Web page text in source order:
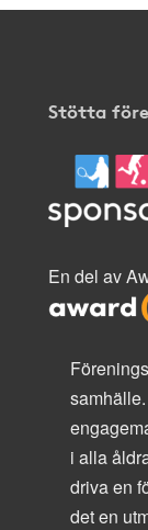
Stötta
En del av
i alla
driva en
det en